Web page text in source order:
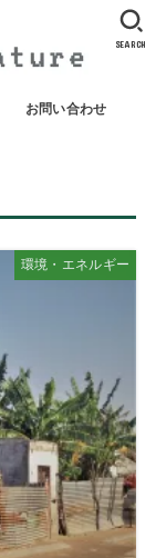
お問い合わせ
SEARCH
環境・エネルギー